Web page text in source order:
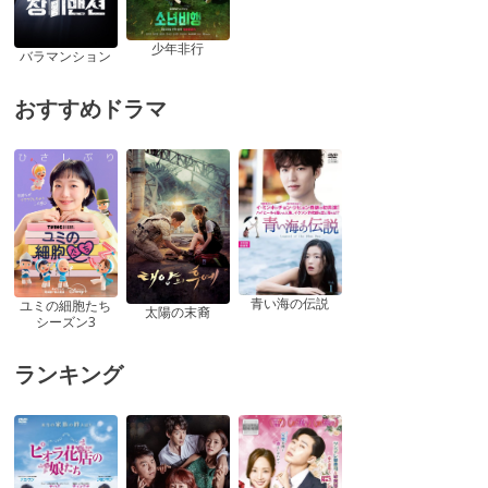
バラマンション 少年非行
おすすめドラマ
ユミの細胞たち
シーズン3
太陽の末裔 青い海の伝説
ランキング